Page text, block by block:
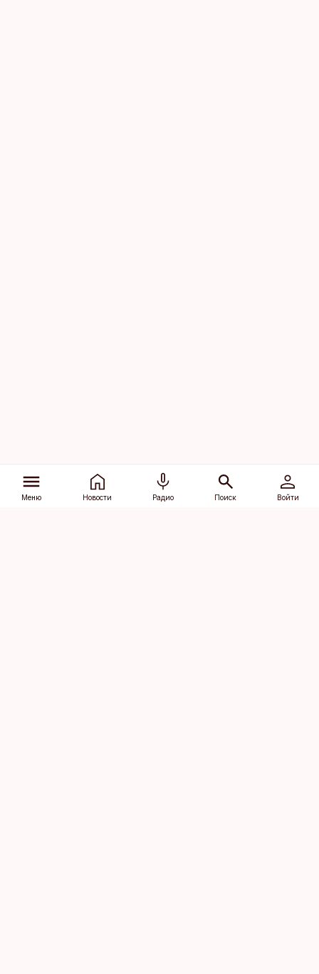
Меню Новости Радио Поиск Войти